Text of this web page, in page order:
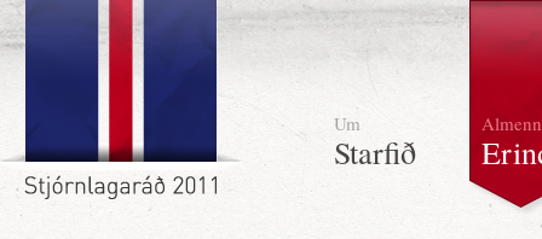
Um
Starfið
Almenn